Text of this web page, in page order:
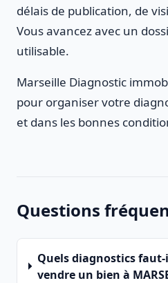
délais de publication, de
Vous avancez avec un
utilisable.
Marseille Diagnostic
pour organiser votre
et dans les bonnes
Questions
Quels diagnostics
vendre un bien à